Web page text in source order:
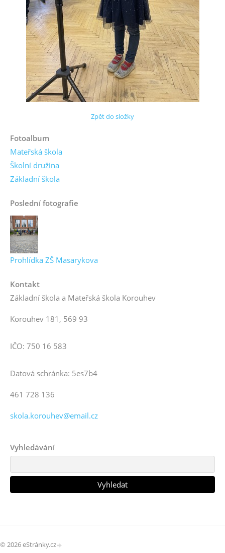
Zpět do složky
Fotoalbum
Mateřská škola
Školní družina
Základní škola
Poslední fotografie
Prohlídka ZŠ Masarykova
Kontakt
Základní škola a Mateřská škola Korouhev
Korouhev 181, 569 93
IČO: 750 16 583
Datová schránka: 5es7b4
461 728 136
skola.korouhev@email.cz
Vyhledávání
© 2026 eStránky.cz